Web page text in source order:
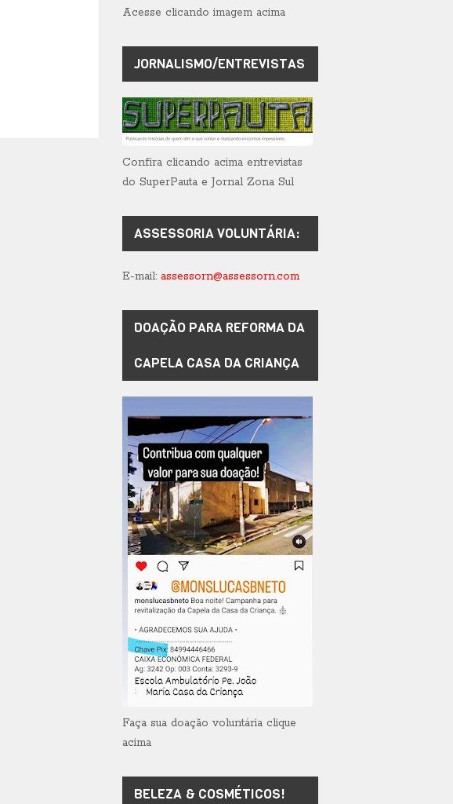
Acesse clicando imagem acima
JORNALISMO/ENTREVISTAS
Confira clicando acima entrevistas
do SuperPauta e Jornal Zona Sul
ASSESSORIA VOLUNTÁRIA:
E-mail: assessorn@assessorn.com
DOAÇÃO PARA REFORMA DA
CAPELA CASA DA CRIANÇA
Faça sua doação voluntária clique
acima
BELEZA & COSMÉTICOS!